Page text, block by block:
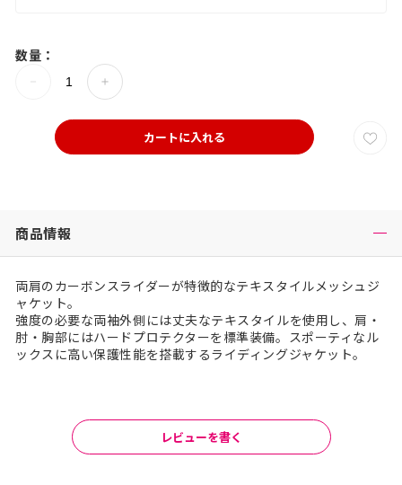
数量：
カートに入れる
商品情報
両肩のカーボンスライダーが特徴的なテキスタイルメッシュジ
ャケット。
強度の必要な両袖外側には丈夫なテキスタイルを使用し、肩・
肘・胸部にはハードプロテクターを標準装備。スポーティなル
ックスに高い保護性能を搭載するライディングジャケット。
レビューを書く